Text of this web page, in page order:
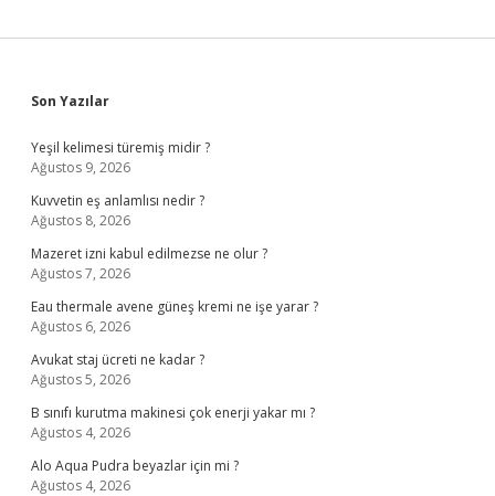
Sidebar
Son Yazılar
Yeşil kelimesi türemiş midir ?
Ağustos 9, 2026
Kuvvetin eş anlamlısı nedir ?
Ağustos 8, 2026
Mazeret izni kabul edilmezse ne olur ?
Ağustos 7, 2026
Eau thermale avene güneş kremi ne işe yarar ?
Ağustos 6, 2026
Avukat staj ücreti ne kadar ?
Ağustos 5, 2026
B sınıfı kurutma makinesi çok enerji yakar mı ?
Ağustos 4, 2026
Alo Aqua Pudra beyazlar için mi ?
Ağustos 4, 2026